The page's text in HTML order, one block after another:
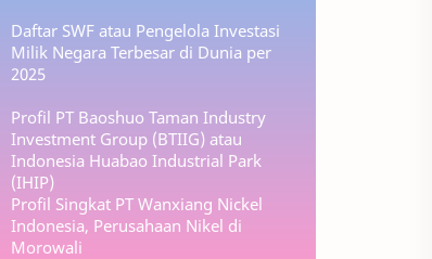
Daftar SWF atau Pengelola Investasi
Milik Negara Terbesar di Dunia per
2025
Profil PT Baoshuo Taman Industry
Investment Group (BTIIG) atau
Indonesia Huabao Industrial Park
(IHIP)
Profil Singkat PT Wanxiang Nickel
Indonesia, Perusahaan Nikel di
Morowali